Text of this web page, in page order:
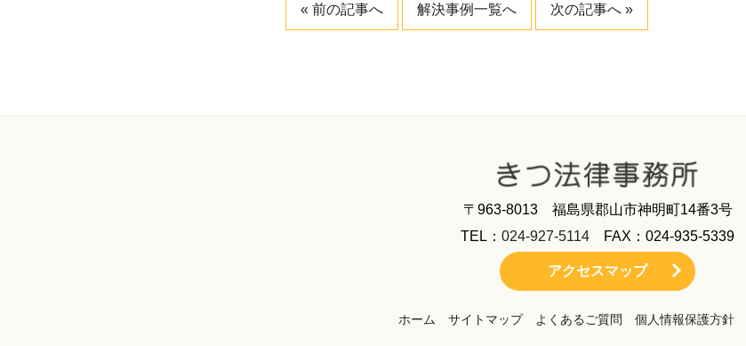
« 前の記事へ 解決事例一覧へ 次の記事へ »
〒963-8013 福島県郡山市神明町14番3号
TEL： 024-927-5114 FAX：024-935-5339
アクセスマップ
ホーム サイトマップ よくあるご質問 個人情報保護方針